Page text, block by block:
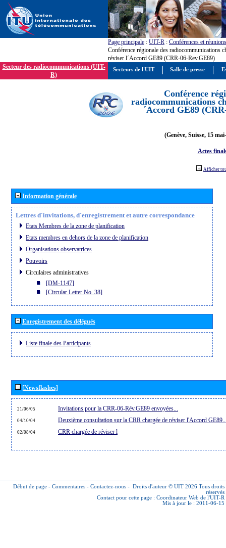
Page principale : UIT-R : Conférences et réunions
Conférence régionale des radiocommunications
réviser l´Accord GE89 (CRR-06-Rev.GE89)
Secteur des radiocommunications (UIT-
R)
Conférence
radiocommunications
´Accord GE89
(Genève, Suisse, 15
Actes
Afficher
Information générale
Lettres d´invitations, d´enregistrement et autre correspondance
Etats Membres de la zone de planification
Etats membres en dehors de la zone de planification
Organisations observatrices
Pouvoirs
Circulaires administratives
[DM-1147]
[Circular Letter No. 38]
Enregistrement des délégués
Liste finale des Participants
[Newsflashes]
21/06/05 Invitations pour la CRR-06-Rév.GE89 envoyées...
04/10/04 Deuxième consultation sur la CRR chargée de réviser l'Accord
02/08/04 CRR chargée de réviser l
Début de page - Commentaires - Contactez-nous - Droits d'auteur © UIT 2026 Tous droits
réservés
Contact pour cette page : Coordinateur Web de l'UIT-R
Mis à jour le : 2011-06-15
Secteurs de l'UIT Salle de presse